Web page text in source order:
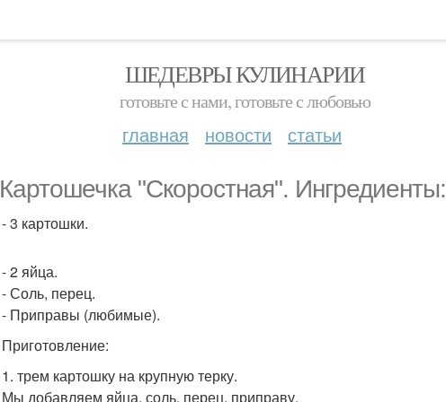
ШЕДЕВРЫ КУЛИНАРИИ
готовьте с нами, готовьте с любовью
главная новости статьи
Картошечка "Скоростная". Ингредиенты:
- 3 картошки.
- 2 яйца.
- Соль, перец.
- Приправы (любимые).
Приготовление:
1. трем картошку на крупную терку.
Мы добавляем яйца, соль, перец, приправу.